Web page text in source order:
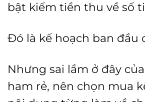
bật kiếm tiền thu về số
Đó là kế hoạch ban đầu
Nhưng sai lầm ở đây
ham rẻ, nên chọn mua